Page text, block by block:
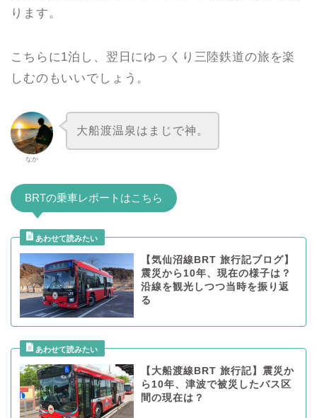
ります。
こちらに1泊し、翌日にゆっくり三陸鉄道の旅を楽
しむのもいいでしょう。
なか
大船渡温泉はまじで神。
BRTの乗車レポートはこちら
【気仙沼線BRT 旅行記ブログ】
震災から10年、現在の様子は？
沿線を観光しつつ当時を振り返
る
【大船渡線BRT 旅行記】震災か
ら10年、津波で被災したバス区
間の現在は？